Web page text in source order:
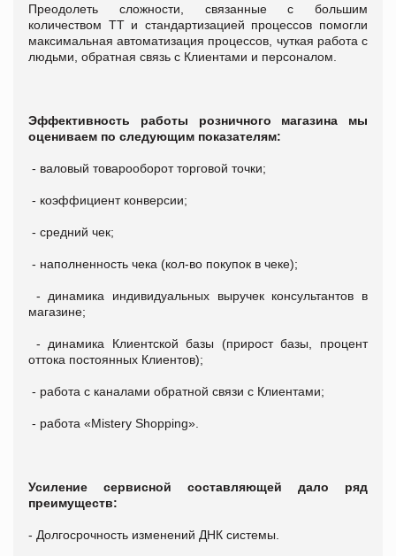
Преодолеть сложности, связанные с большим
количеством ТТ и стандартизацией процессов помогли
максимальная автоматизация процессов, чуткая работа с
людьми, обратная связь с Клиентами и персоналом.
Эффективность работы розничного магазина мы
оцениваем по следующим показателям:
- валовый товарооборот торговой точки;
- коэффициент конверсии;
- средний чек;
- наполненность чека (кол-во покупок в чеке);
- динамика индивидуальных выручек консультантов в
магазине;
- динамика Клиентской базы (прирост базы, процент
оттока постоянных Клиентов);
- работа с каналами обратной связи с Клиентами;
- работа «Mistery Shopping».
Усиление сервисной составляющей дало ряд
преимуществ:
- Долгосрочность изменений ДНК системы.